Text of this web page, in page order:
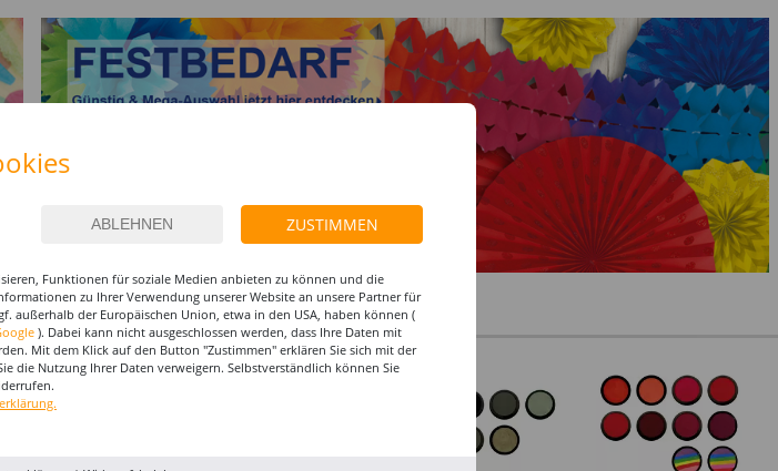
% %
ZUSTIMMEN
Funktionen für soziale Medien anbieten zu können und die
zu Ihrer Verwendung unserer Website an unsere Partner für
außerhalb der Europäischen Union, etwa in den USA, haben können (
). Dabei kann nicht ausgeschlossen werden, dass Ihre Daten mit
Mit dem Klick auf den Button "Zustimmen" erklären Sie sich mit der
die Nutzung Ihrer Daten verweigern. Selbstverständlich können Sie